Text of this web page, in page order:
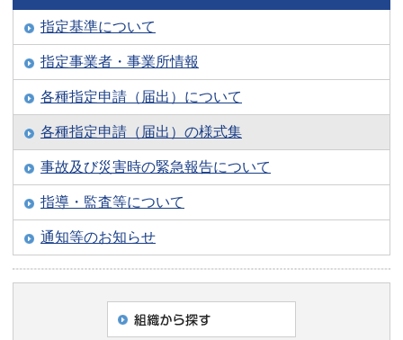
指定基準について
指定事業者・事業所情報
各種指定申請（届出）について
各種指定申請（届出）の様式集
事故及び災害時の緊急報告について
指導・監査等について
通知等のお知らせ